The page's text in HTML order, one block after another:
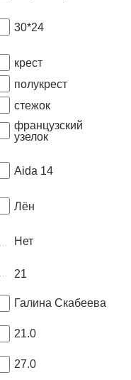
30*24
крест
полукрест
стежок
французский
узелок
Aida 14
Лён
Нет
21
Галина Скабеева
21.0
27.0